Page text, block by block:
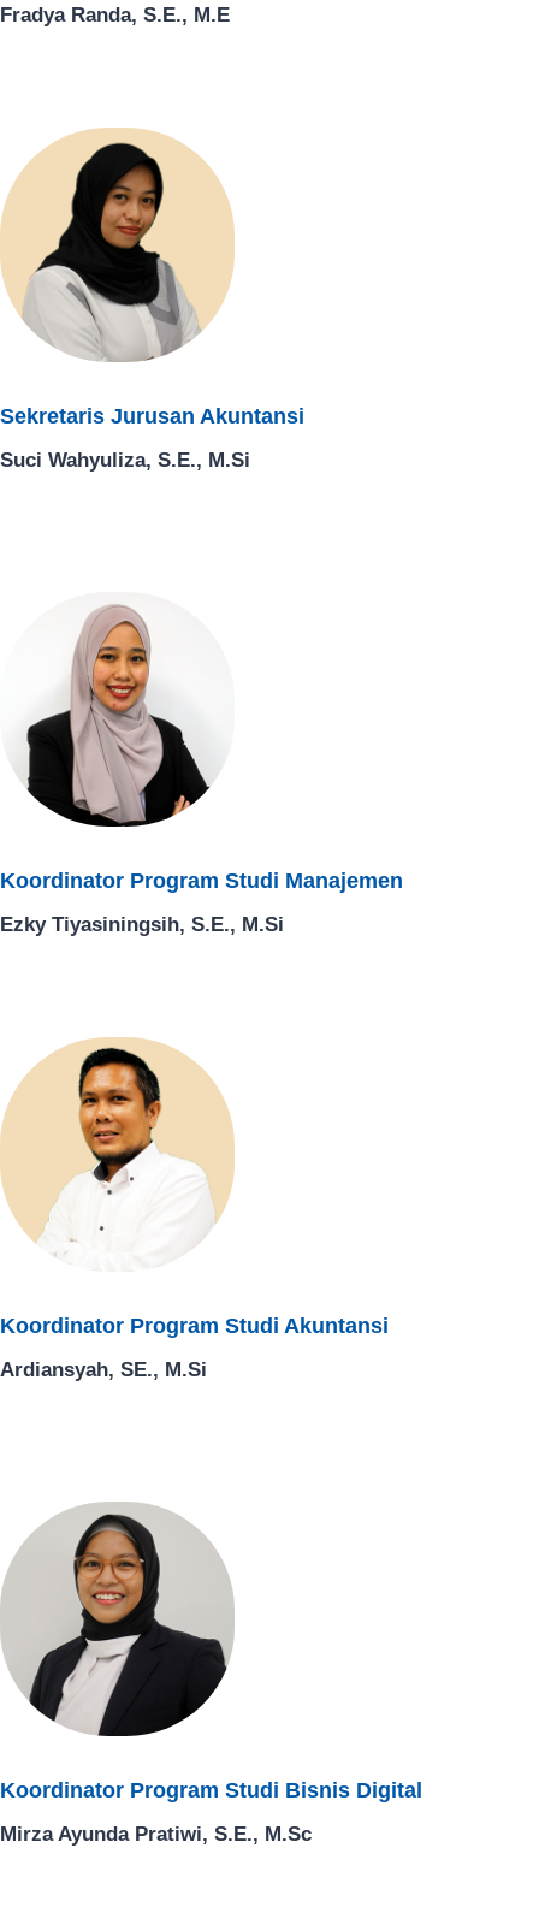
Fradya Randa, S.E., M.E
Sekretaris Jurusan Akuntansi
Suci Wahyuliza, S.E., M.Si
Koordinator Program Studi Manajemen
Ezky Tiyasiningsih, S.E., M.Si
Koordinator Program Studi Akuntansi
Ardiansyah, SE., M.Si
Koordinator Program Studi Bisnis Digital​
Mirza Ayunda Pratiwi, S.E., M.Sc​